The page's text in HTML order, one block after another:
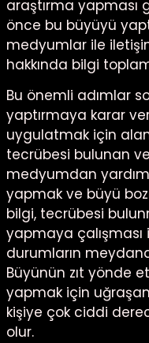
araştırma
önce bu büyüyü
medyumlar ile
hakkında bilgi
Bu önemli adımlar
yaptırmaya karar
uygulatmak için
tecrübesi bulunan
medyumdan
yapmak ve büyü
bilgi, tecrübesi
yapmaya
durumların
Büyünün zıt yönde
yapmak için
kişiye çok ciddi
olur.